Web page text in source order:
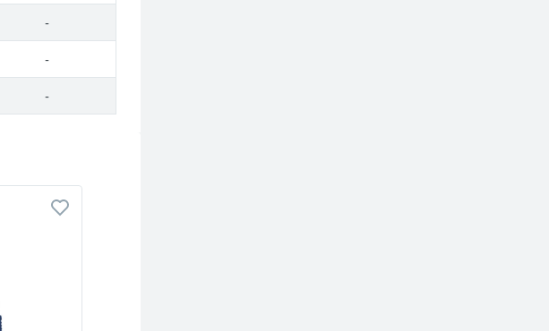
-
-
-